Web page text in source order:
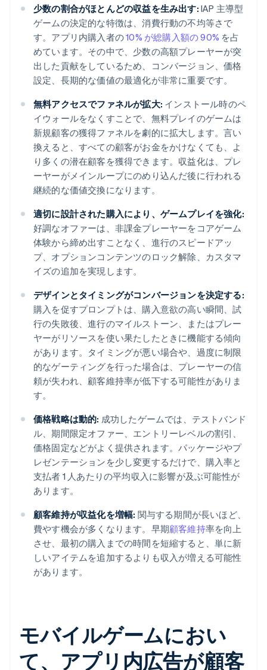
少数の割合がほとんどの収益を生み出す: IAP 主導型
ゲームの決定的な特徴は、消費行動の不均等さで
す。アプリ内購入者の10% が総購入額の 90% を占
めています。その中で、少数の高額プレーヤーが突
出した貢献をしているため、コンバージョン、価格
設定、長期的な価値の最適化が非常に重要です。
無料アクセスでファネルが拡大: インストール時のペ
イウォールをなくすことで、無料プレイのゲームは
新規顧客の獲得ファネルを劇的に拡大します。言い
換えると、すべての顧客がお金をかけなくても、よ
り多くの潜在顧客を獲得できます。収益化は、プレ
ーヤーがメインループにのめり込んだ後に行われる
継続的な価値交換になります。
適切に設計された購入により、ゲームプレイを強化:
好調なオファーは、非課金プレーヤーをコアゲーム
体験から締め出すことなく、進行のスピードアッ
プ、オプションコンテンツのロック解除、カスタマ
イズの追加を実現します。
デザインとタイミングがコンバージョンを決定する:
購入を促すプロンプトは、購入意欲の高い瞬間、試
行の失敗後、進行のマイルストーン、またはプレー
ヤーがリソースを使い果たしたときに機能する傾向
があります。タイミングが悪い場合や、過度に制限
的なゲーティングを行った場合は、プレーヤーの信
頼が失われ、顧客維持率が低下する可能性がありま
す。
価格戦略は動的: 成功したゲームでは、テストバンド
ル、期間限定オファー、エントリーレベルの割引、
価格固定などがよく提供されます。パッケージやプ
レゼンテーションを少し変更するだけで、購入率と
支払者 1 人あたりの平均収入に影響が及ぶ可能性が
あります。
顧客維持が収益化を増幅: 関与する期間が長いほど、
費やす機会が多くなります。早期顧客維持率を向上
させ、最初の購入までの時間を短縮すると、単に新
しいアイテムを追加するよりも収入が増える可能性
があります。
モバイルゲームにおい
て、アプリ内広告が顧客